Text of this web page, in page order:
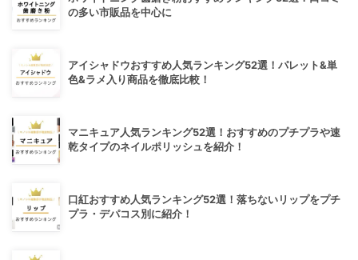
の多い市販品を中心に
アイシャドウおすすめ人気ランキング52選！パレット&単
色&ラメ入り商品を徹底比較！
マニキュア人気ランキング52選！おすすめのプチプラや速
乾タイプのネイルポリッシュを紹介！
口紅おすすめ人気ランキング52選！落ちないリップをプチ
プラ・デパコス別に紹介！